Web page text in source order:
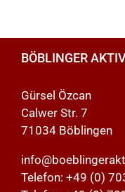
BÖBLINGER
Gürsel Özcan
Calwer Str. 7
71034 Böblingen
Telefon: +49 (0)